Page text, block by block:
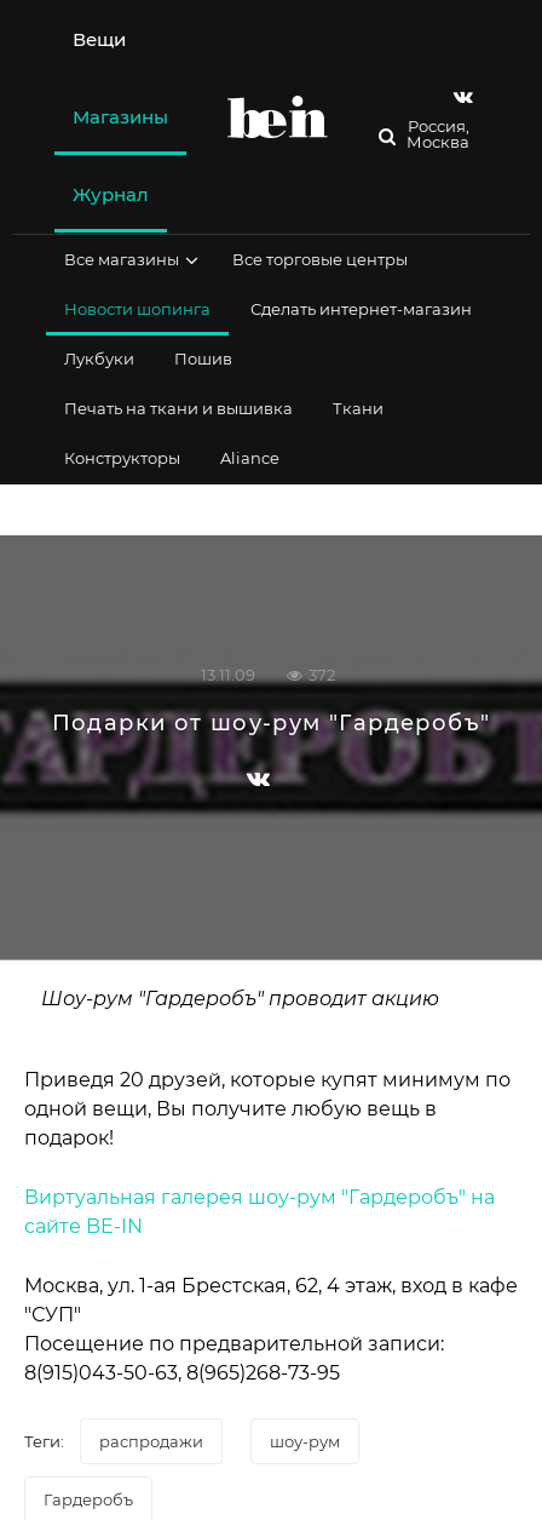
содержимому
Вещи
Магазины
Журнал
Россия,
Москва
Все магазины Все торговые центры
Новости шопинга Сделать интернет-магазин
Лукбуки Пошив
Печать на ткани и вышивка Ткани
Конструкторы Aliance
13.11.09 372
Подарки от шоу-рум "Гардеробъ"
Шоу-рум "Гардеробъ" проводит акцию
Приведя 20 друзей, которые купят минимум по
одной вещи, Вы получите любую вещь в
подарок!
Виртуальная галерея шоу-рум "Гардеробъ" на
сайте BE-IN
Москва, ул. 1-ая Брестская, 62, 4 этаж, вход в кафе
"СУП"
Посещение по предварительной записи:
8(915)043-50-63, 8(965)268-73-95
Теги: распродажи шоу-рум
Гардеробъ